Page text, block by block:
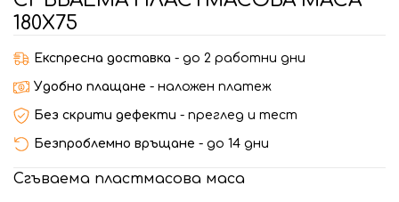
180Х75
Експресна доставка - до 2 работни дни
Удобно плащане - наложен платеж
Без скрити дефекти - преглед и тест
Безпроблемно връщане - до 14 дни
Сгъваема пластмасова маса